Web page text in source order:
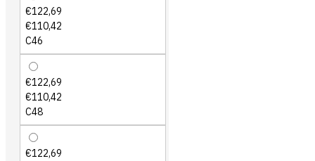
€122,69
€110,42
C46
€122,69
€110,42
C48
€122,69